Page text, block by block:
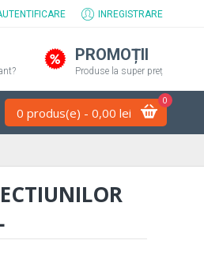
INREGISTRARE
PROMOȚII
Produse la super preț
0 produs(e) - 0,00 lei
0